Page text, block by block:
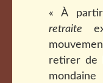
« À
retraite
retirer de